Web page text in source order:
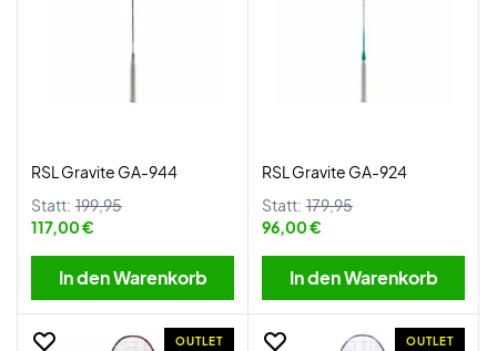
RSL Gravite GA-944
Statt: 199,95
117,00 €
In den Warenkorb
RSL Gravite GA-924
Statt: 179,95
96,00 €
In den Warenkorb
OUTLET OUTLET